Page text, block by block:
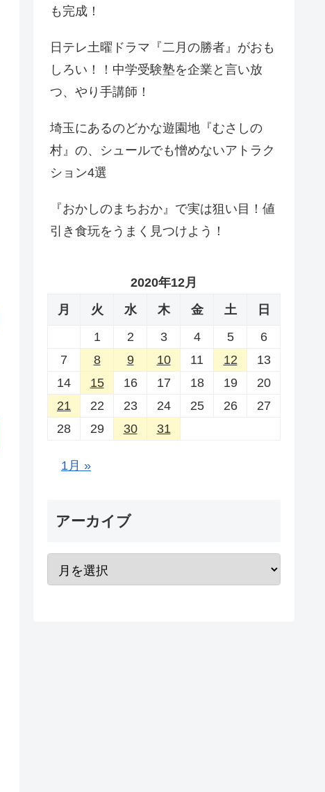
も完成！
日テレ土曜ドラマ『二月の勝者』がおも
しろい！！中学受験塾を企業と言い放
つ、やり手講師！
埼玉にあるのどかな遊園地『むさしの
村』の、シュールでも憎めないアトラク
ション4選
『おかしのまちおか』で実は狙い目！値
引き食玩をうまく見つけよう！
2020年12月
月
火 水 木 金 土
日
1
2 3 4 5
6
7
8 9 10 11 12
13
14
15 16 17 18 19
20
21
22 23 24 25 26
27
28
29 30 31
1月 »
アーカイブ